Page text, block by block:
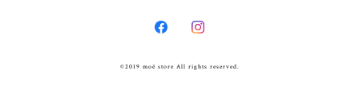
©2019 moë store All rights reserved.